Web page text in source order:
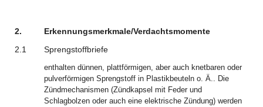
2.
Erkennungsmerkmale/Verdachtsmomente
2.1
Sprengstoffbriefe
enthalten dünnen, plattförmigen, aber auch knetbaren oder
pulverförmigen Sprengstoff in Plastikbeuteln o. Ä.. Die
Zündmechanismen (Zündkapsel mit Feder und
Schlagbolzen oder auch eine elektrische Zündung) werden